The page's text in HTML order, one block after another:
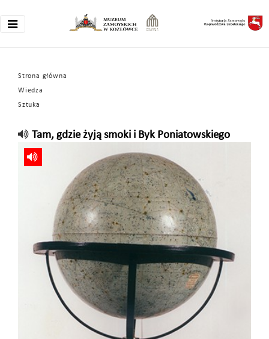
Strona główna
Wiedza
Sztuka
Tam, gdzie żyją smoki i Byk Poniatowskiego